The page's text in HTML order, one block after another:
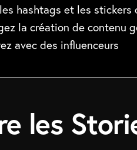
hashtags et les stickers
la création de contenu
avec des influenceurs
les